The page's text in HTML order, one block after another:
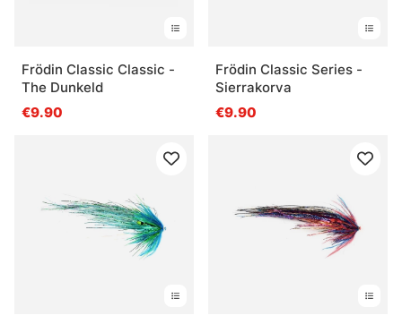
Frödin Classic Classic -
The Dunkeld
€9.90
Frödin Classic Series -
Sierrakorva
€9.90